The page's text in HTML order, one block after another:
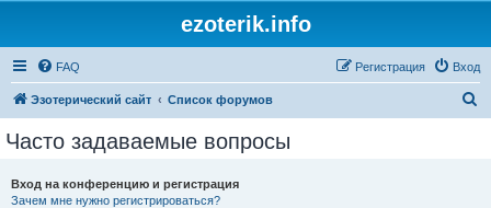
ezoterik.info
FAQ Вход
Регистрация
Эзотерический сайт Список форумов
Часто задаваемые вопросы
Вход на конференцию и регистрация
Зачем мне нужно регистрироваться?